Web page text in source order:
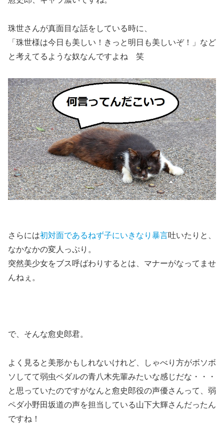
珠世さんが真面目な話をしている時に、
「珠世様は今日も美しい！きっと明日も美しいぞ！」など
と考えてるような奴なんですよね 笑
さらには初対面であるねず子にいきなり暴言吐いたりと、
なかなかの変人っぷり。
突然美少女をブス呼ばわりするとは、マナーがなってませ
んねぇ。
で、そんな愈史郎君。
よく見ると美形かもしれないけれど、しゃべり方がボソボ
ソしてて弱虫ペダルの青八木先輩みたいな感じだな・・・
と思っていたのですがなんと愈史郎役の声優さんって、弱
ペダ小野田坂道の声を担当している山下大輝さんだったん
ですね！